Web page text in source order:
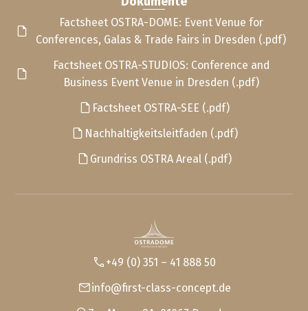
Factsheet OSTRA-DOME: Event Venue for
Conferences, Galas & Trade Fairs in Dresden (.pdf)
Factsheet OSTRA-STUDIOS: Conference and
Business Event Venue in Dresden (.pdf)
Factsheet OSTRA-SEE (.pdf)
Nachhaltigkeitsleitfaden (.pdf)
Grundriss OSTRA Areal (.pdf)
+49 (0) 351 – 41 888 50
info@first-class-concept.de